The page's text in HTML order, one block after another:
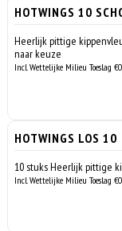
HOTWINGS 10
Heerlijk pittige
naar keuze
Incl. Wettelijke Milieu Toeslag
HOTWINGS LOS 10
10 stuks Heerlijk pittige
Incl. Wettelijke Milieu Toeslag